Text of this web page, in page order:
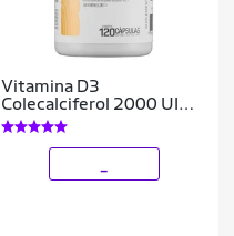
Vitamina D3
Colecalciferol 2000 UI
120 Caps - Dux